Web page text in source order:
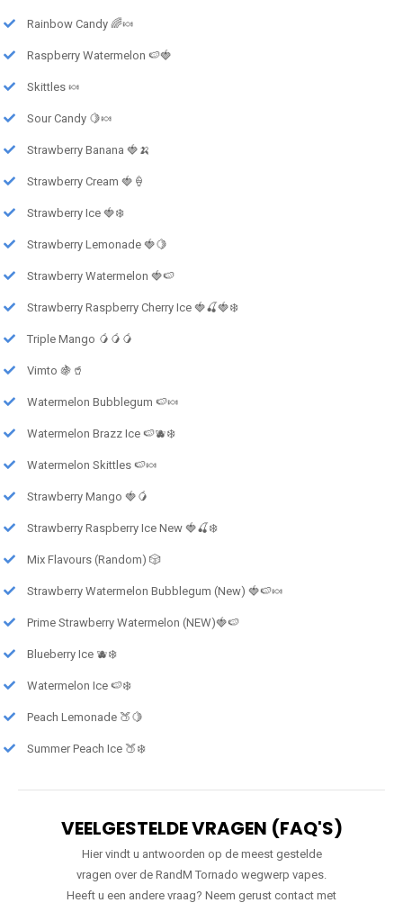
Rainbow Candy 🌈🍬
Raspberry Watermelon 🍉🍓
Skittles 🍬
Sour Candy 🍋🍬
Strawberry Banana 🍓🍌
Strawberry Cream 🍓🍦
Strawberry Ice 🍓❄️
Strawberry Lemonade 🍓🍋
Strawberry Watermelon 🍓🍉
Strawberry Raspberry Cherry Ice 🍓🍒🍓❄️
Triple Mango 🥭🥭🥭
Vimto 🍇🥤
Watermelon Bubblegum 🍉🍬
Watermelon Brazz Ice 🍉🫐❄️
Watermelon Skittles 🍉🍬
Strawberry Mango 🍓🥭
Strawberry Raspberry Ice New 🍓🍒❄️
Mix Flavours (Random) 🎲
Strawberry Watermelon Bubblegum (New) 🍓🍉🍬
Prime Strawberry Watermelon (NEW)🍓🍉
Blueberry Ice 🫐❄️
Watermelon Ice 🍉❄️
Peach Lemonade 🍑🍋
Summer Peach Ice 🍑❄️
VEELGESTELDE VRAGEN (FAQ'S)
Hier vindt u antwoorden op de meest gestelde
vragen over de RandM Tornado wegwerp vapes.
Heeft u een andere vraag? Neem gerust contact met